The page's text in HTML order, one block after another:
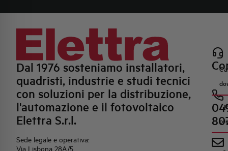
Dal 1976 sosteniamo installatori,
quadristi, industrie e studi tecnici
con soluzioni per la distribuzione,
l'automazione e il fotovoltaico
Elettra S.r.l.
Sede legale e operativa:
Via Lisbona 28A/5